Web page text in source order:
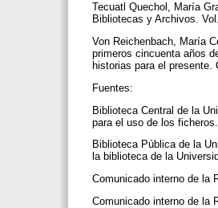
Tecuatl Quechol, María
Bibliotecas y Archivos.
Von Reichenbach, María
primeros cincuenta años
historias para el
Fuentes:
Biblioteca Central de la
para el uso de los ficheros.
Biblioteca Pública de la
la biblioteca de la
Comunicado interno de la
Comunicado interno de la